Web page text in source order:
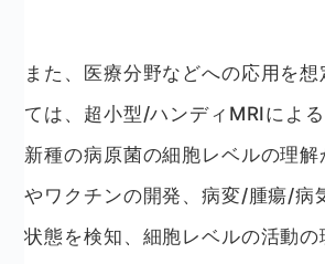
また、医療分野などへの応用を想
ては、超小型/ハンディMRIによる
新種の病原菌の細胞レベルの理解
やワクチンの開発、病変/腫瘍/病
状態を検知、細胞レベルの活動の